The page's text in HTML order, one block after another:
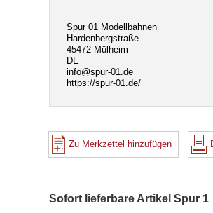
Spur 01 Modellbahnen
Hardenbergstraße
45472 Mülheim
DE
info@spur-01.de
https://spur-01.de/
Zu Merkzettel hinzufügen
Sofort lieferbare Artikel Spur 1